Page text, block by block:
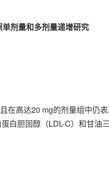
剂量和多剂量递增研究
在高达20 mg的剂量组中仍
白胆固醇（LDL-C）和甘油